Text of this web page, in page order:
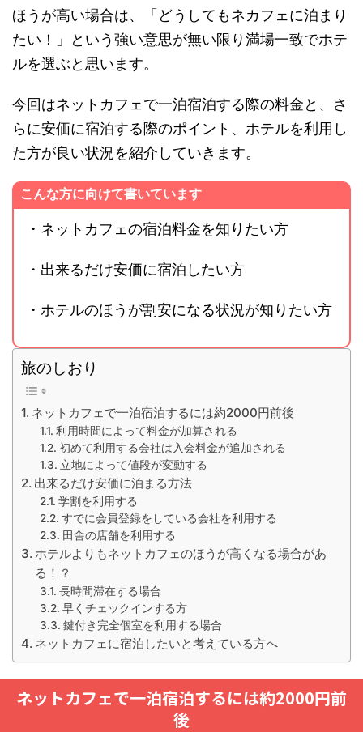
ほうが高い場合は、「どうしてもネカフェに泊まり
たい！」という強い意思が無い限り満場一致でホテ
ルを選ぶと思います。
今回はネットカフェで一泊宿泊する際の料金と、さ
らに安価に宿泊する際のポイント、ホテルを利用し
た方が良い状況を紹介していきます。
こんな方に向けて書いています
・ネットカフェの宿泊料金を知りたい方
・出来るだけ安価に宿泊したい方
・ホテルのほうが割安になる状況が知りたい方
旅のしおり
ネットカフェで一泊宿泊するには約2000円前後
利用時間によって料金が加算される
初めて利用する会社は入会料金が追加される
立地によって値段が変動する
出来るだけ安価に泊まる方法
学割を利用する
すでに会員登録をしている会社を利用する
田舎の店舗を利用する
ホテルよりもネットカフェのほうが高くなる場合があ
る！？
長時間滞在する場合
早くチェックインする方
鍵付き完全個室を利用する場合
ネットカフェに宿泊したいと考えている方へ
ネットカフェで一泊宿泊するには約2000円前
後